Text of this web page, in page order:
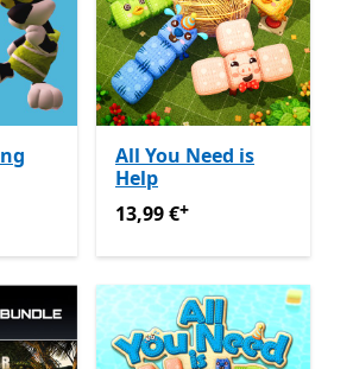
All You Need is
Help
13,99 €Enthält In-App-
13,99 €+